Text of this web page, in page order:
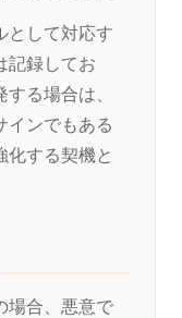
として対応す
記録してお
る場合は、
インでもある
化する契機と
場合、悪意で